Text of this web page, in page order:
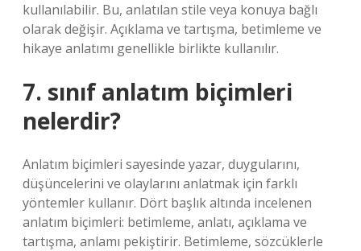
kullanılabilir. Bu, anlatılan stile veya konuya bağlı
olarak değişir. Açıklama ve tartışma, betimleme ve
hikaye anlatımı genellikle birlikte kullanılır.
7. sınıf anlatım biçimleri
nelerdir?
Anlatım biçimleri sayesinde yazar, duygularını,
düşüncelerini ve olaylarını anlatmak için farklı
yöntemler kullanır. Dört başlık altında incelenen
anlatım biçimleri: betimleme, anlatı, açıklama ve
tartışma, anlamı pekiştirir. Betimleme, sözcüklerle